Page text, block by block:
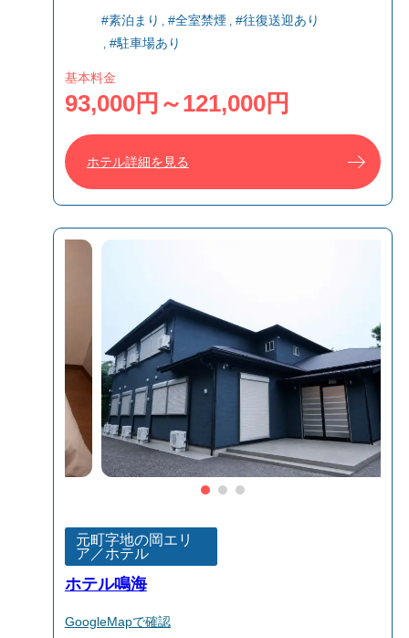
#素泊まり #全室禁煙
#往復送迎あり
#駐車場あり
基本料金
93,000円～121,000円
ホテル詳細を見る
元町字地の岡エリ
ア／ホテル
ホテル鳴海
GoogleMapで確認